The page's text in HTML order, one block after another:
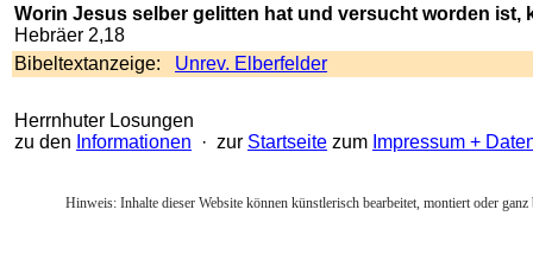
Worin Jesus selber gelitten hat und versucht worden ist,
Hebräer 2,18
Bibeltextanzeige: Unrev. Elberfelder
Herrnhuter Losungen
zu den Informationen · zur Startseite zum Impressum +
Hinweis: Inhalte dieser Website können künstlerisch bearbeitet, montiert oder